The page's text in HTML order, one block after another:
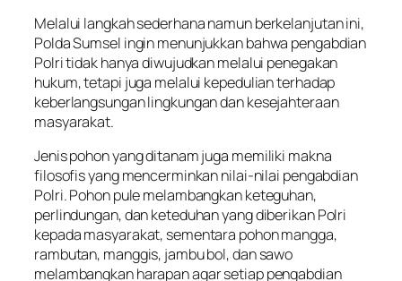
Melalui langkah sederhana namun berkelanjutan ini,
Polda Sumsel ingin menunjukkan bahwa pengabdian
Polri tidak hanya diwujudkan melalui penegakan
hukum, tetapi juga melalui kepedulian terhadap
keberlangsungan lingkungan dan kesejahteraan
masyarakat.
Jenis pohon yang ditanam juga memiliki makna
filosofis yang mencerminkan nilai-nilai pengabdian
Polri. Pohon pule melambangkan keteguhan,
perlindungan, dan keteduhan yang diberikan Polri
kepada masyarakat, sementara pohon mangga,
rambutan, manggis, jambu bol, dan sawo
melambangkan harapan agar setiap pengabdian